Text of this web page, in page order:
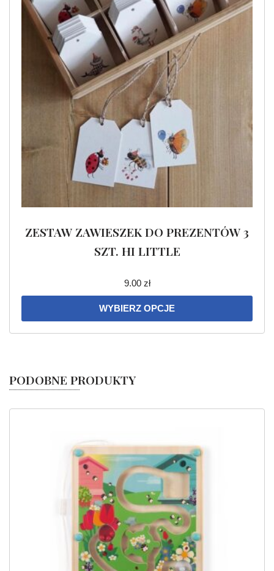
ZESTAW ZAWIESZEK DO PREZENTÓW 3
SZT. HI LITTLE
9.00 zł
WYBIERZ OPCJE
PODOBNE PRODUKTY